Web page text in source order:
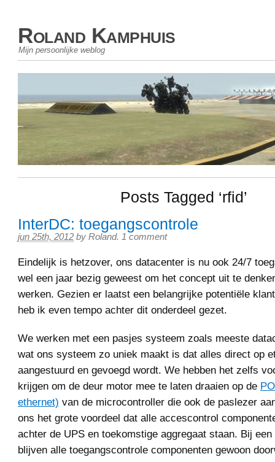
Roland Kamphuis
Mijn persoonlijke weblog
Posts Tagged ‘rfid’
InterDC: toegangscontrole
jun 25th, 2012 by Roland. 1 comment
Eindelijk is hetzover, ons datacenter is nu ook 24/7
wel een jaar bezig geweest om het concept uit te
werken. Gezien er laatst een belangrijke potentiële
heb ik even tempo achter dit onderdeel gezet.
We werken met een pasjes systeem zoals meeste
wat ons systeem zo uniek maakt is dat alles direct op
aangestuurd en gevoegd wordt. We hebben het zelfs
krijgen om de deur motor mee te laten draaien op de
ethernet) van de microcontroller die ook de paslezer
ons het grote voordeel dat alle accescontrol
achter de UPS en toekomstige aggregaat staan. Bij
blijven alle toegangscontrole componenten gewoon